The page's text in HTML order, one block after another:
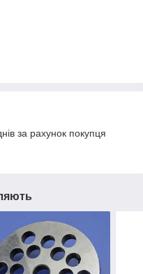
за рахунок покупця